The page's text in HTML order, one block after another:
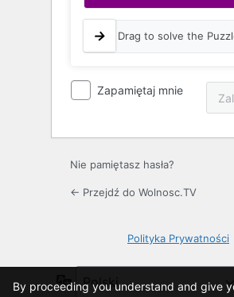
Drag to solve the
Zapamiętaj mnie
Nie pamiętasz hasła?
← Przejdź do Wolnosc.TV
Polityka Prywatności
Język
By proceeding you understand and give